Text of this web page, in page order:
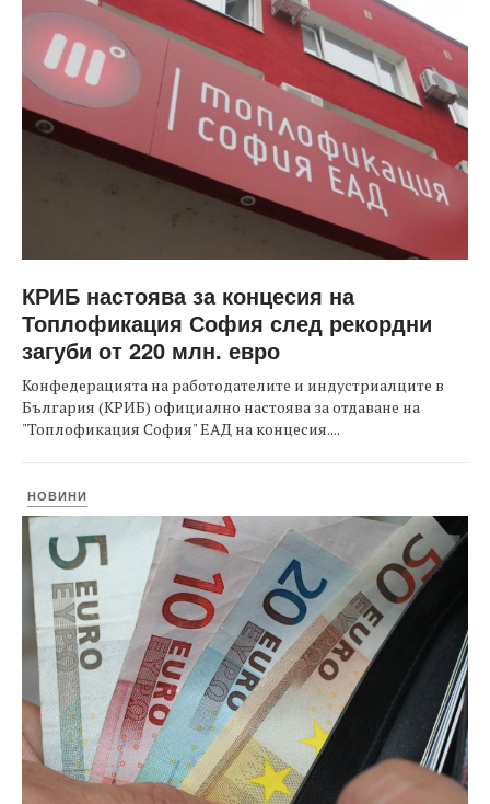
КРИБ настоява за концесия на
Топлофикация София след рекордни
загуби от 220 млн. евро
Конфедерацията на работодателите и индустриалците в
България (КРИБ) официално настоява за отдаване на
"Топлофикация София" ЕАД на концесия....
НОВИНИ